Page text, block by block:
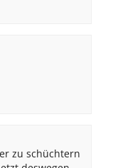
zu schüchtern